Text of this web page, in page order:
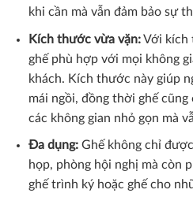
khi cần mà vẫn đảm bảo sự
Kích thước vừa vặn:Với kích
ghế phù hợp với mọi không
khách. Kích thước này giúp
mái ngồi, đồng thời ghế
các không gian nhỏ gọn mà
Đa dụng:Ghế không chỉ
họp, phòng hội nghị mà còn
ghế trình ký hoặc ghế cho